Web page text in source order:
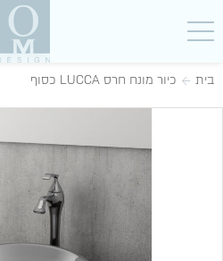
בית כיור מונח חרס LUCCA כסוף